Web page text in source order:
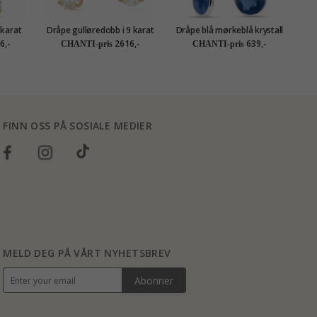
Dråpe gulløredobb i 9 karat
gull med zirkon - Gold
Collection
CHANTI-pris 2616,-
Dråpe blå mørkeblå krystall
øredobber i sølv - Loom
Stones
CHANTI-pris 639,-
FINN OSS PÅ SOSIALE MEDIER
MELD DEG PÅ VÅRT NYHETSBREV
Abonner